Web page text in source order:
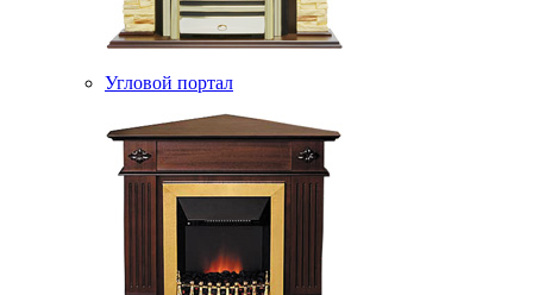
Угловой портал